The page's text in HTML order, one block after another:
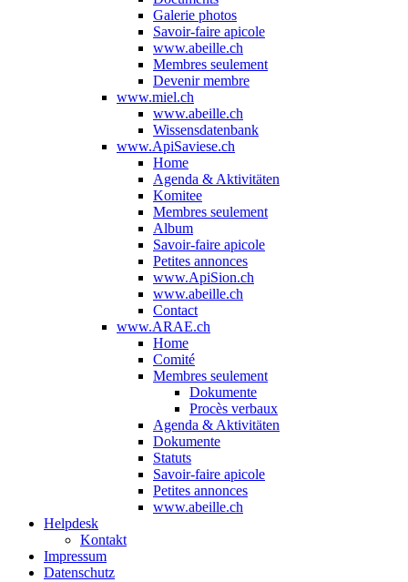
Galerie photos
Savoir-faire apicole
www.abeille.ch
Membres seulement
Devenir membre
www.miel.ch
www.abeille.ch
Wissensdatenbank
www.ApiSaviese.ch
Home
Agenda & Aktivitäten
Komitee
Membres seulement
Album
Savoir-faire apicole
Petites annonces
www.ApiSion.ch
www.abeille.ch
Contact
www.ARAE.ch
Home
Comité
Membres seulement
Dokumente
Procès verbaux
Agenda & Aktivitäten
Dokumente
Statuts
Savoir-faire apicole
Petites annonces
www.abeille.ch
Helpdesk
Kontakt
Impressum
Datenschutz